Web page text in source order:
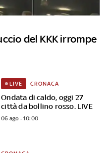
del KKK irrompe
Ondata di caldo, oggi 27
città da bollino rosso. LIVE
LIVE CRONACA
06 ago - 10:00